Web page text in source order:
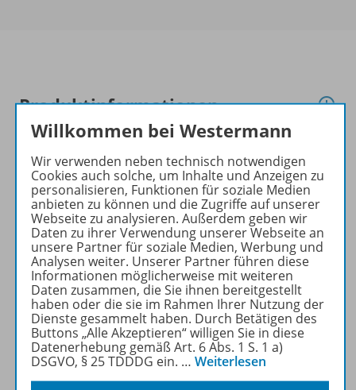
Produktinformationen
Beschreibung
Zugehörige Produkte
Empfehlungen der Redaktion
Benachrichtigungs-Service
Willkommen bei Westermann
Wir verwenden neben technisch notwendigen
Cookies auch solche, um Inhalte und Anzeigen zu
personalisieren, Funktionen für soziale Medien
anbieten zu können und die Zugriffe auf unserer
Webseite zu analysieren. Außerdem geben wir
Daten zu ihrer Verwendung unserer Webseite an
unsere Partner für soziale Medien, Werbung und
Analysen weiter. Unserer Partner führen diese
Informationen möglicherweise mit weiteren
Daten zusammen, die Sie ihnen bereitgestellt
haben oder die sie im Rahmen Ihrer Nutzung der
Dienste gesammelt haben. Durch Betätigen des
Buttons „Alle Akzeptieren“ willigen Sie in diese
Datenerhebung gemäß Art. 6 Abs. 1 S. 1 a)
DSGVO, § 25 TDDDG ein. … Weiterlesen